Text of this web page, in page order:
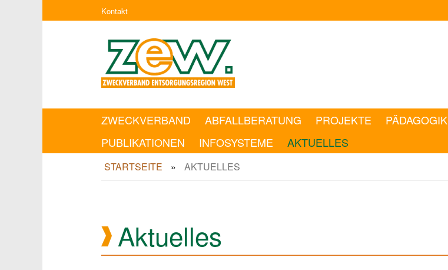
Kontakt
ZWECKVERBAND ABFALLBERATUNG PROJEKTE PÄDAGOGIK
PUBLIKATIONEN
INFOSYSTEME AKTUELLES
STARTSEITE AKTUELLES
Aktuelles